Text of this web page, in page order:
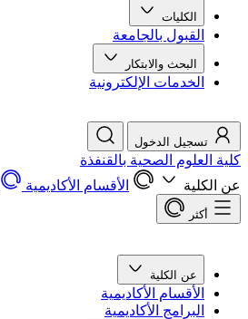
الكليات
القبول بالجامعة
البحث والابتكار
الخدمات الإلكترونية
تسجيل الدخول
كلية العلوم الصحية بالقنفذة
عن الكلية
الأقسام الأكاديمية
أكثر
عن الكلية
الأقسام الأكاديمية
البرامج الأكاديمية